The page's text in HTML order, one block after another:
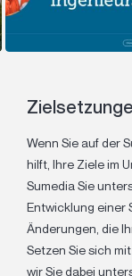
Wenn Sie auf der
hilft, Ihre Ziele im
Sumedia Sie
Entwicklung einer
Änderungen, die
Setzen Sie sich
wir Sie dabei